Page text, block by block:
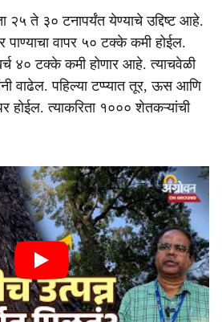
२५ ते ३० टनापर्यंत येण्याचे उद्दिष्ट आहे.
पाण्याचा वापर ५० टक्के कमी होईल.
४० टक्के कमी होणार आहे. त्याचवेळी
वाढेल. पहिल्या टप्प्यात तूर, ऊस आणि
होईल. त्याकरिता १००० शेतकऱ्यांची